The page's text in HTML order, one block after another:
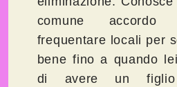
comune accordo
frequentare locali per
bene fino a quando
di avere un